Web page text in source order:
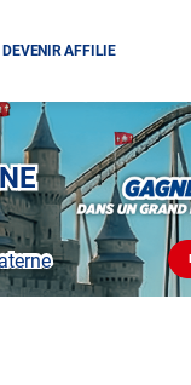
DEVENIR AFFILIE